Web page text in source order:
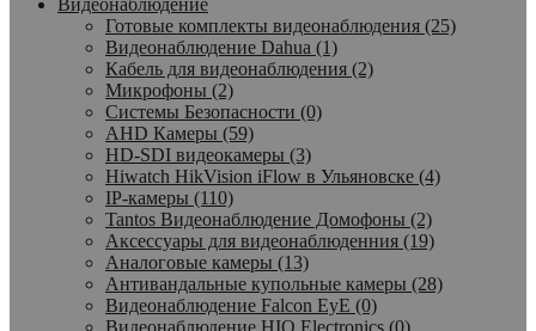
Видеонаблюдение
Готовые комплекты видеонаблюдения (25)
Видеонаблюдение Dahua (1)
Кабель для видеонаблюдения (2)
Микрофоны (2)
Системы Безопасности (0)
AHD Камеры (59)
HD-SDI видеокамеры (3)
Hiwatch HikVision iFlow в Ульяновске (4)
IP-камеры (110)
Tantos Видеонаблюдение Домофоны (2)
Аксессуары для видеонаблюденния (19)
Аналоговые камеры (13)
Антивандальные купольные камеры (28)
Видеонаблюдение Falcon EyE (0)
Видеонаблюдение HIQ Electronics (0)